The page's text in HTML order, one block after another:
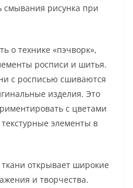
смывания рисунка при
о технике «пэчворк»,
росписи и шитья.
с росписью сшиваются
изделия. Это
с цветами
элементы в
открывает широкие
и творчества.